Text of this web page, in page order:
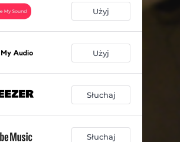
Użyj
Użyj
Słuchaj
Słuchaj